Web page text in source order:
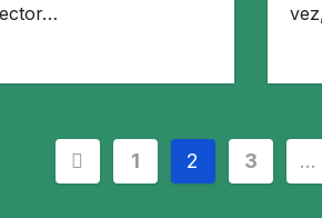
Paginación
1 2 3 …